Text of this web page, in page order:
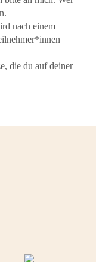
nach einem
die du auf deiner